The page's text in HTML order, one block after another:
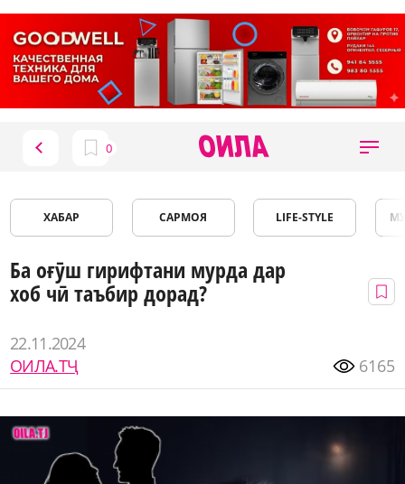
ХАБАР САРМОЯ LIFE-STYLE
Ба оғӯш гирифтани мурда дар
хоб чӣ таъбир дорад?
22.11.2024
ОИЛА.ТҶ
6165